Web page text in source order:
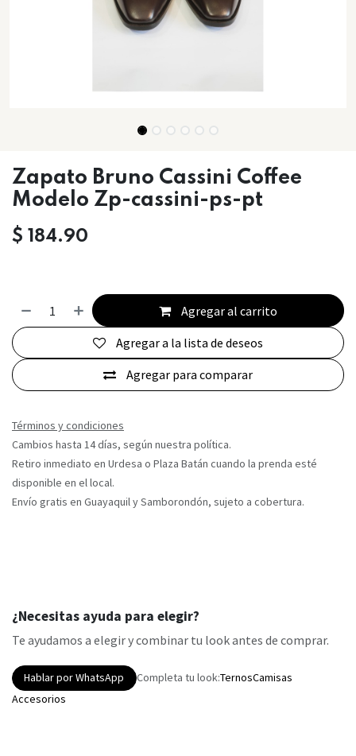
Zapato Bruno Cassini Coffee
Modelo Zp-cassini-ps-pt
$ 184.90
Agregar al carrito
Agregar para comparar
Agregar a la lista de deseos
Términos y condiciones
Cambios hasta 14 días, según nuestra política.
Retiro inmediato en Urdesa o Plaza Batán cuando la prenda esté
disponible en el local.
Envío gratis en Guayaquil y Samborondón, sujeto a cobertura.
¿Necesitas ayuda para elegir?
Te ayudamos a elegir y combinar tu look antes de comprar.
Hablar por WhatsApp Completa tu look:TernosCamisas
Accesorios